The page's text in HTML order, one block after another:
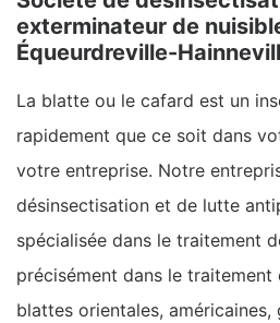
exterminateur de
Équeurdreville-
La blatte ou le cafard est un
rapidement que ce soit dans
votre entreprise. Notre
désinsectisation et de lutte
spécialisée dans le traitement
précisément dans le
blattes orientales, américaines,